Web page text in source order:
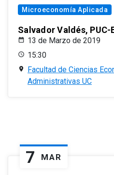
Microeconomía Aplicada
Salvador Valdés, PUC-
13 de Marzo de 2019
15:30
Facultad de Ciencias
Administrativas UC
7 MAR